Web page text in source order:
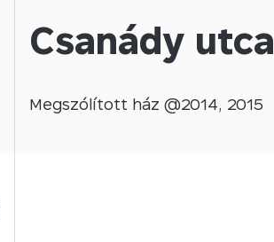
Csanády
Megszólított ház @2014, 2015